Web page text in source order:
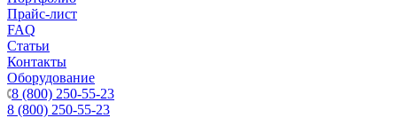
Прайс-лист
FAQ
Статьи
Контакты
Оборудование
8 (800) 250-55-23
8 (800) 250-55-23